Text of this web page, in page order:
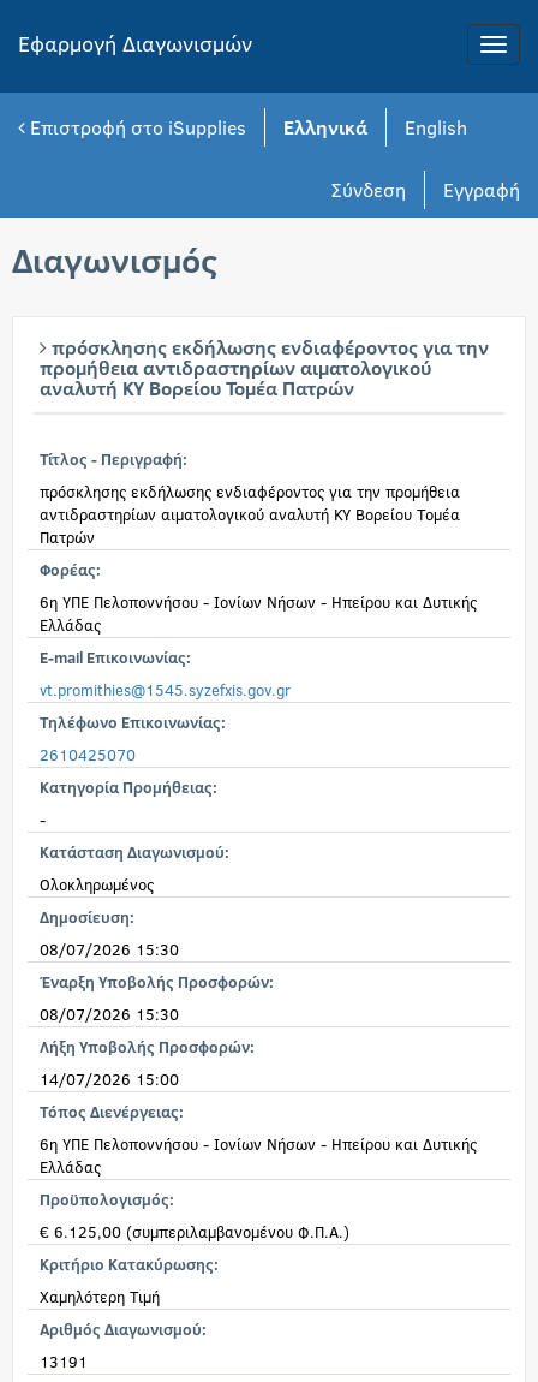
Toggle
Εφαρμογή Διαγωνισμών
Επιστροφή στο iSupplies Ελληνικά English
Εγγραφή
Σύνδεση
Διαγωνισμός
πρόσκλησης εκδήλωσης ενδιαφέροντος για την
προμήθεια αντιδραστηρίων αιματολογικού
αναλυτή ΚΥ Βορείου Τομέα Πατρών
Τίτλος - Περιγραφή:
πρόσκλησης εκδήλωσης ενδιαφέροντος για την προμήθεια
αντιδραστηρίων αιματολογικού αναλυτή ΚΥ Βορείου Τομέα
Πατρών
Φορέας:
6η ΥΠΕ Πελοποννήσου - Ιονίων Νήσων - Ηπείρου και Δυτικής
Ελλάδας
E-mail Επικοινωνίας:
vt.promithies@1545.syzefxis.gov.gr
Τηλέφωνο Επικοινωνίας:
2610425070
Κατηγορία Προμήθειας:
-
Κατάσταση Διαγωνισμού:
Ολοκληρωμένος
Δημοσίευση:
08/07/2026 15:30
Έναρξη Υποβολής Προσφορών:
08/07/2026 15:30
Λήξη Υποβολής Προσφορών:
14/07/2026 15:00
Τόπος Διενέργειας:
6η ΥΠΕ Πελοποννήσου - Ιονίων Νήσων - Ηπείρου και Δυτικής
Ελλάδας
Προϋπολογισμός:
€ 6.125,00 (συμπεριλαμβανομένου Φ.Π.Α.)
Κριτήριο Κατακύρωσης:
Χαμηλότερη Τιμή
Αριθμός Διαγωνισμού:
13191